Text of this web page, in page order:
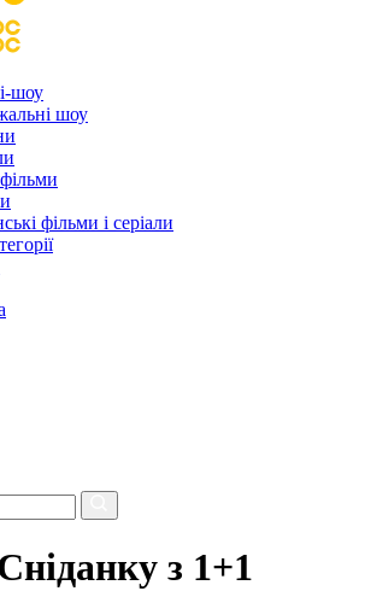
шоу
шоу
фільми і серіали
з 1+1